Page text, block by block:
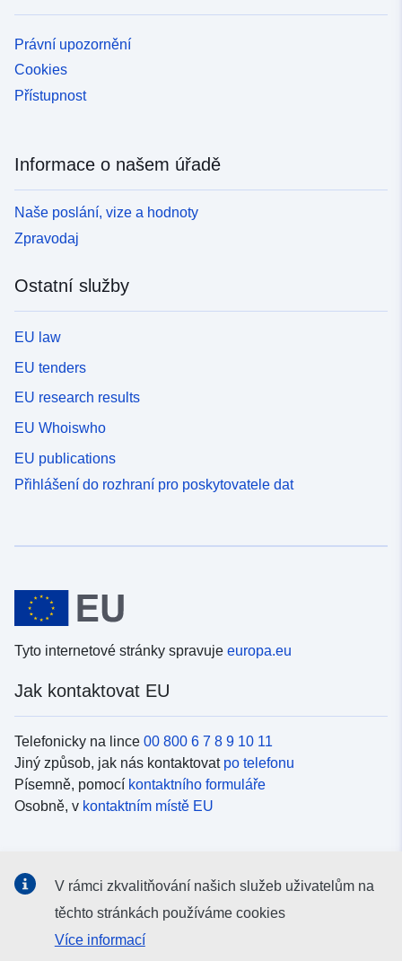
Právní upozornění
Cookies
Přístupnost
Informace o našem úřadě
Naše poslání, vize a hodnoty
Zpravodaj
Ostatní služby
EU law
EU tenders
EU research results
EU Whoiswho
EU publications
Přihlášení do rozhraní pro poskytovatele dat
Tyto internetové stránky spravuje europa.eu
Jak kontaktovat EU
Telefonicky na lince 00 800 6 7 8 9 10 11
Jiný způsob, jak nás kontaktovat po telefonu
Písemně, pomocí kontaktního formuláře
Osobně, v kontaktním místě EU
Vyhledávání informačních kanálů EU vsociálních médiích
V rámci zkvalitňování našich služeb uživatelům na
těchto stránkách používáme cookies
Více informací